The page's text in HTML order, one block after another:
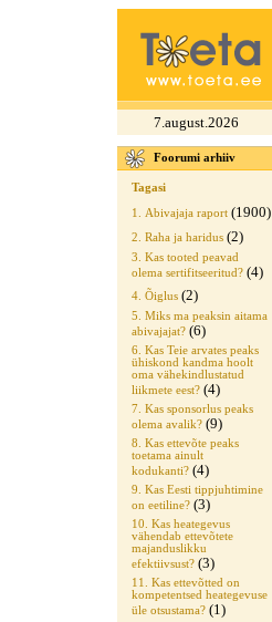
7.august.2026
Foorumi arhiiv
Tagasi
1. Abivajaja raport (1900)
2. Raha ja haridus (2)
3. Kas tooted peavad
olema sertifitseeritud? (4)
4. Õiglus (2)
5. Miks ma peaksin aitama
abivajajat? (6)
6. Kas Teie arvates peaks
ühiskond kandma hoolt
oma vähekindlustatud
liikmete eest? (4)
7. Kas sponsorlus peaks
olema avalik? (9)
8. Kas ettevõte peaks
toetama ainult
kodukanti? (4)
9. Kas Eesti tippjuhtimine
on eetiline? (3)
10. Kas heategevus
vähendab ettevõtete
majanduslikku
efektiivsust? (3)
11. Kas ettevõtted on
kompetentsed heategevuse
üle otsustama? (1)